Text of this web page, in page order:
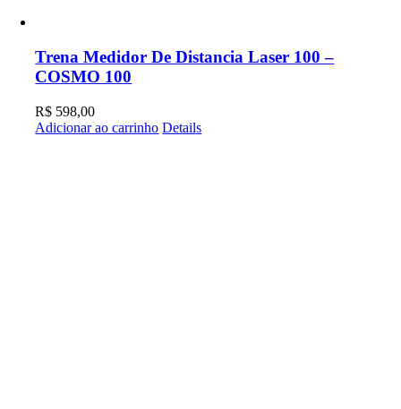
Trena Medidor De Distancia Laser 100 –
COSMO 100
R$ 598,00
Adicionar ao carrinho Details